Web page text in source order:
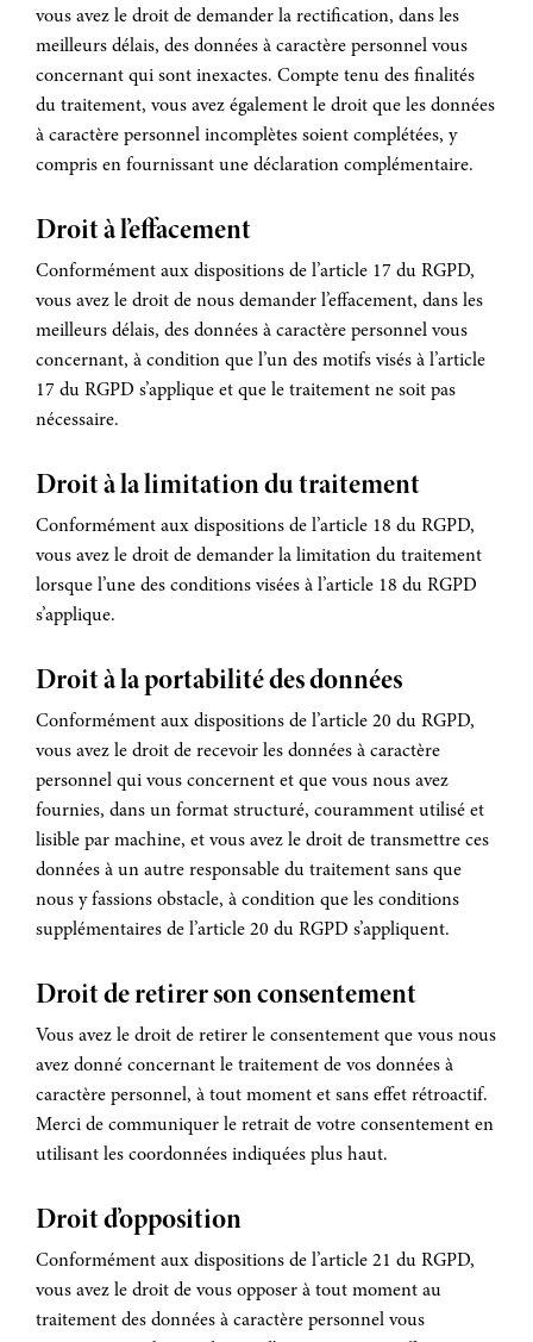
vous avez le droit de demander la rectification, dans les
meilleurs délais, des données à caractère personnel vous
concernant qui sont inexactes. Compte tenu des finalités
du traitement, vous avez également le droit que les données
à caractère personnel incomplètes soient complétées, y
compris en fournissant une déclaration complémentaire.
Droit à l’effacement
Conformément aux dispositions de l’article 17 du RGPD,
vous avez le droit de nous demander l’effacement, dans les
meilleurs délais, des données à caractère personnel vous
concernant, à condition que l’un des motifs visés à l’article
17 du RGPD s’applique et que le traitement ne soit pas
nécessaire.
Droit à la limitation du traitement
Conformément aux dispositions de l’article 18 du RGPD,
vous avez le droit de demander la limitation du traitement
lorsque l’une des conditions visées à l’article 18 du RGPD
s’applique.
Droit à la portabilité des données
Conformément aux dispositions de l’article 20 du RGPD,
vous avez le droit de recevoir les données à caractère
personnel qui vous concernent et que vous nous avez
fournies, dans un format structuré, couramment utilisé et
lisible par machine, et vous avez le droit de transmettre ces
données à un autre responsable du traitement sans que
nous y fassions obstacle, à condition que les conditions
supplémentaires de l’article 20 du RGPD s’appliquent.
Droit de retirer son consentement
Vous avez le droit de retirer le consentement que vous nous
avez donné concernant le traitement de vos données à
caractère personnel, à tout moment et sans effet rétroactif.
Merci de communiquer le retrait de votre consentement en
utilisant les coordonnées indiquées plus haut.
Droit d’opposition
Conformément aux dispositions de l’article 21 du RGPD,
vous avez le droit de vous opposer à tout moment au
traitement des données à caractère personnel vous